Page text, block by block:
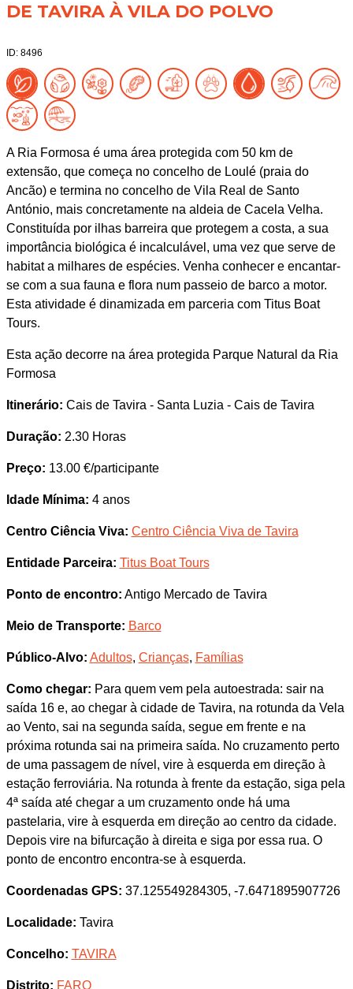
DE TAVIRA À VILA DO POLVO
ID: 8496
A Ria Formosa é uma área protegida com 50 km de
extensão, que começa no concelho de Loulé (praia do
Ancão) e termina no concelho de Vila Real de Santo
António, mais concretamente na aldeia de Cacela Velha.
Constituída por ilhas barreira que protegem a costa, a sua
importância biológica é incalculável, uma vez que serve de
habitat a milhares de espécies. Venha conhecer e encantar-
se com a sua fauna e flora num passeio de barco a motor.
Esta atividade é dinamizada em parceria com Titus Boat
Tours.
Esta ação decorre na área protegida Parque Natural da Ria
Formosa
Itinerário: Cais de Tavira - Santa Luzia - Cais de Tavira
Duração: 2.30 Horas
Preço: 13.00 €/participante
Idade Mínima: 4 anos
Centro Ciência Viva: Centro Ciência Viva de Tavira
Entidade Parceira: Titus Boat Tours
Ponto de encontro: Antigo Mercado de Tavira
Meio de Transporte: Barco
Público-Alvo: Adultos, Crianças, Famílias
Como chegar: Para quem vem pela autoestrada: sair na
saída 16 e, ao chegar à cidade de Tavira, na rotunda da Vela
ao Vento, sai na segunda saída, segue em frente e na
próxima rotunda sai na primeira saída. No cruzamento perto
de uma passagem de nível, vire à esquerda em direção à
estação ferroviária. Na rotunda à frente da estação, siga pela
4ª saída até chegar a um cruzamento onde há uma
pastelaria, vire à esquerda em direção ao centro da cidade.
Depois vire na bifurcação à direita e siga por essa rua. O
ponto de encontro encontra-se à esquerda.
Coordenadas GPS: 37.125549284305, -7.6471895907726
Localidade: Tavira
Concelho: TAVIRA
Distrito: FARO